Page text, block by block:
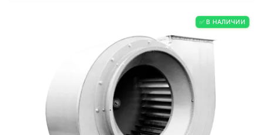
✅ В НАЛИЧИИ